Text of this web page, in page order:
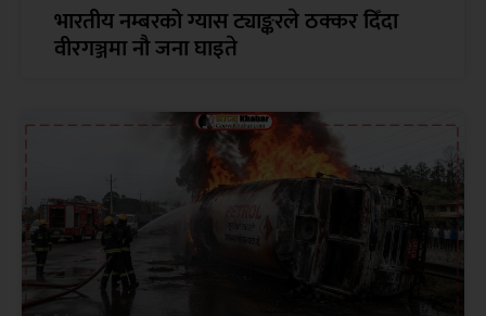
भारतीय नम्बरको ग्यास ट्याङ्करले ठक्कर दिँदा
वीरगञ्जमा नौ जना घाइते